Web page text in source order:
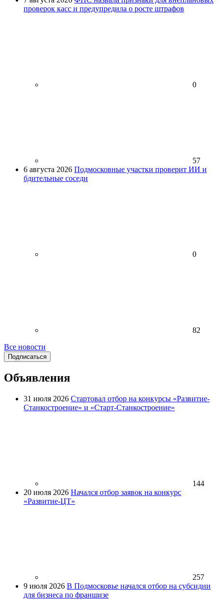
проверок касс и предупредила о росте штрафов
0
57
6 августа 2026 Подмосковные участки проверит ИИ и
бдительные соседи
0
82
Все новости
Подписаться
Объявления
31 июля 2026 Стартовал отбор на конкурсы «Развитие-
Станкостроение» и «Старт-Станкостроение»
144
20 июля 2026 Начался отбор заявок на конкурс
«Развитие-ЦТ»
257
9 июля 2026 В Подмосковье начался отбор на субсидии
для бизнеса по франшизе